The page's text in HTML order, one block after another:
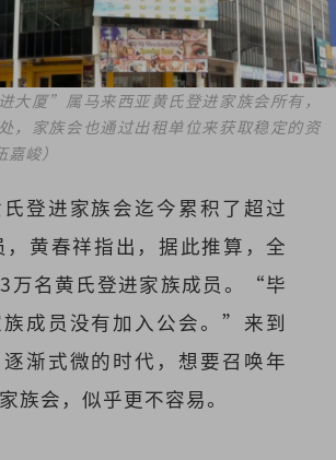
大厦”属马来西亚黄氏登进家族会所有，
，家族会也通过出租单位来获取稳定的资
峻）
登进家族会迄今累积了超过
黄春祥指出，据此推算，全
万名黄氏登进家族成员。“毕
成员没有加入公会。”来到
渐式微的时代，想要召唤年
族会，似乎更不容易。